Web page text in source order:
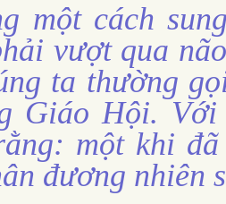
một cách
vượt qua
ta thường
Giáo Hội.
một khi
đương nhiên